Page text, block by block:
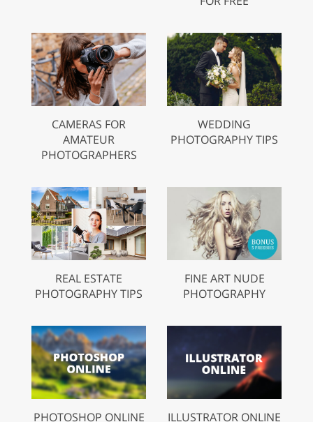
CAMERAS FOR
AMATEUR
PHOTOGRAPHERS
WEDDING
PHOTOGRAPHY TIPS
REAL ESTATE
PHOTOGRAPHY TIPS
FINE ART NUDE
PHOTOGRAPHY
PHOTOSHOP ONLINE ILLUSTRATOR ONLINE